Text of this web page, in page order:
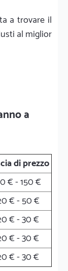
a trovare il
al miglior
a
di prezzo
€ - 150 €
€ - 50 €
€ - 30 €
€ - 30 €
€ - 30 €